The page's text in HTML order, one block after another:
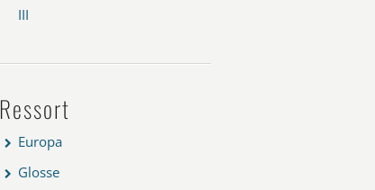
III
Ressort
Europa
Glosse